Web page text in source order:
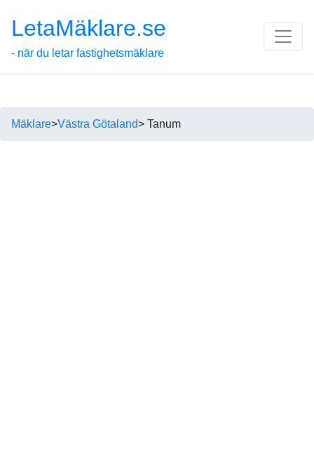
LetaMäklare.se
- när du letar fastighetsmäklare
Mäklare>Västra Götaland> Tanum